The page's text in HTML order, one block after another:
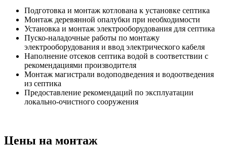
Подготовка и монтаж котлована к установке септика
Монтаж деревянной опалубки при необходимости
Установка и монтаж электрооборудования для септика
Пуско-наладочные работы по монтажу
электрооборудования и ввод электрического кабеля
Наполнение отсеков септика водой в соответствии с
рекомендациями производителя
Монтаж магистрали водоподведения и водоотведения
из септика
Предоставление рекомендаций по эксплуатации
локально-очистного сооружения
Цены на монтаж